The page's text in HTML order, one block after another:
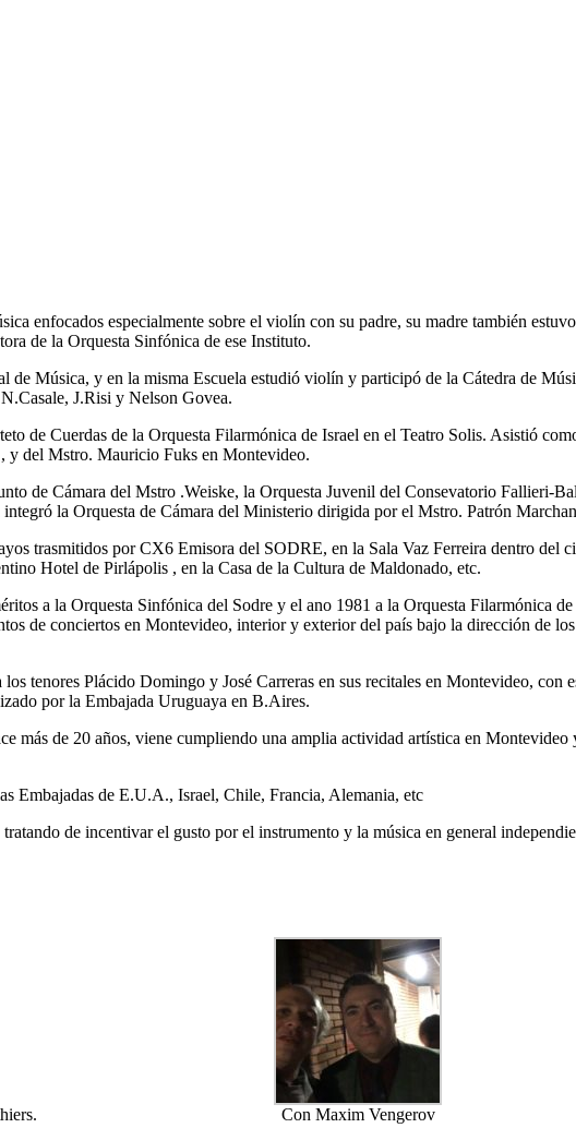
enfocados especialmente sobre el violín con su padre, su madre también
de la Orquesta Sinfónica de ese Instituto.
de Música, y en la misma Escuela estudió violín y participó de la Cátedra de
J.Risi y Nelson Govea.
de Cuerdas de la Orquesta Filarmónica de Israel en el Teatro Solis. Asistió
y del Mstro. Mauricio Fuks en Montevideo.
de Cámara del Mstro .Weiske, la Orquesta Juvenil del Consevatorio Fallieri-
la Orquesta de Cámara del Ministerio dirigida por el Mstro. Patrón
trasmitidos por CX6 Emisora del SODRE, en la Sala Vaz Ferreira dentro
Hotel de Pirlápolis , en la Casa de la Cultura de Maldonado, etc.
a la Orquesta Sinfónica del Sodre y el ano 1981 a la Orquesta Filarmónica
de conciertos en Montevideo, interior y exterior del país bajo la dirección de
tenores Plácido Domingo y José Carreras en sus recitales en Montevideo,
por la Embajada Uruguaya en B.Aires.
más de 20 años, viene cumpliendo una amplia actividad artística en
Embajadas de E.U.A., Israel, Chile, Francia, Alemania, etc
de incentivar el gusto por el instrumento y la música en general
Con Maxim Vengerov